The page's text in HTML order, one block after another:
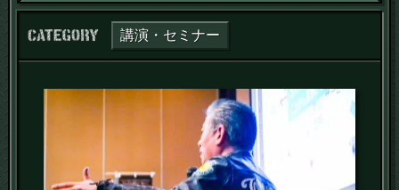
カテゴリー：
講演・セミナー